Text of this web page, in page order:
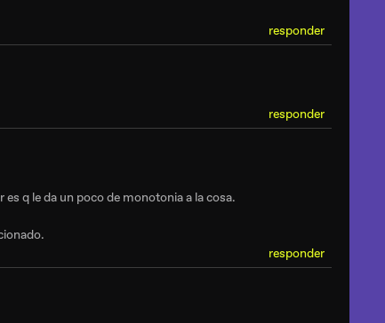
responder
responder
q le da un poco de monotonia a la cosa.
responder